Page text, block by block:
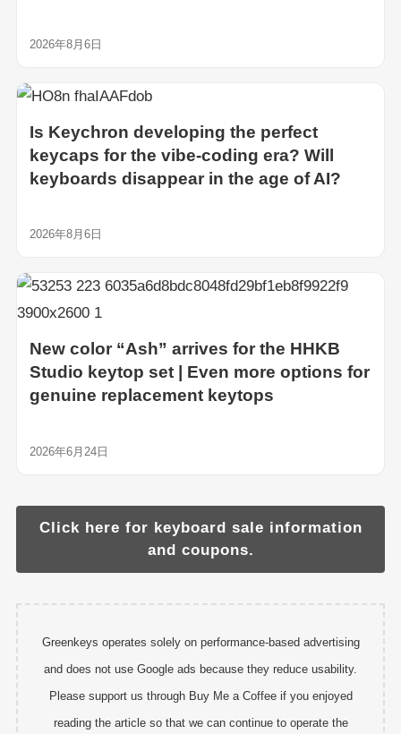
2026年8月6日
Is Keychron developing the perfect
keycaps for the vibe-coding era? Will
keyboards disappear in the age of AI?
2026年8月6日
New color “Ash” arrives for the HHKB
Studio keytop set | Even more options for
genuine replacement keytops
2026年6月24日
Click here for keyboard sale information
and coupons.
Greenkeys operates solely on performance-based advertising
and does not use Google ads because they reduce usability.
Please support us through Buy Me a Coffee if you enjoyed
reading the article so that we can continue to operate the